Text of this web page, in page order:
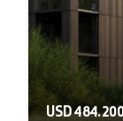
USD